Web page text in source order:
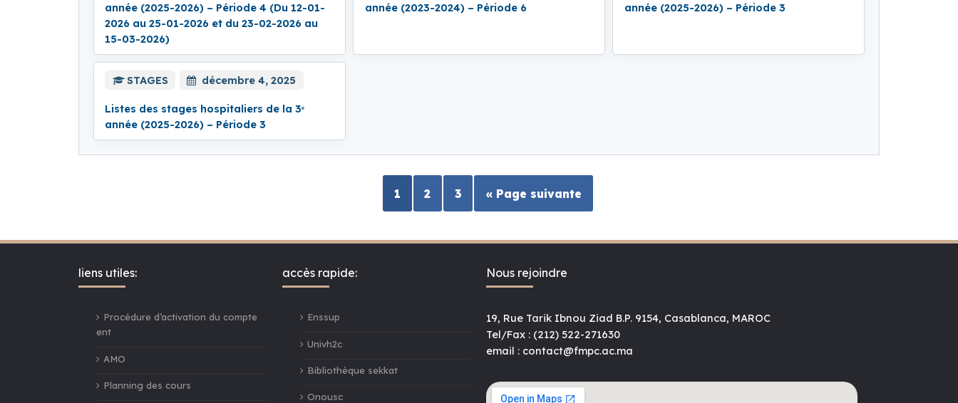
année (2025-2026) – Période 4 (Du 12-01-
2026 au 25-01-2026 et du 23-02-2026 au
15-03-2026)
année (2023-2024) – Période 6
année (2025-2026) – Période 3
STAGES décembre 4, 2025
Listes des stages hospitaliers de la 3ᵉ
année (2025-2026) – Période 3
1 2 3 « Page suivante
liens utiles:
Procédure d’activation du compte
ent
AMO
Planning des cours
accès rapide:
Enssup
Univh2c
Bibliothèque sekkat
Onousc
Nous rejoindre
19, Rue Tarik Ibnou Ziad B.P. 9154, Casablanca, MAROC
Tel/Fax : (212) 522-271630
email : contact@fmpc.ac.ma